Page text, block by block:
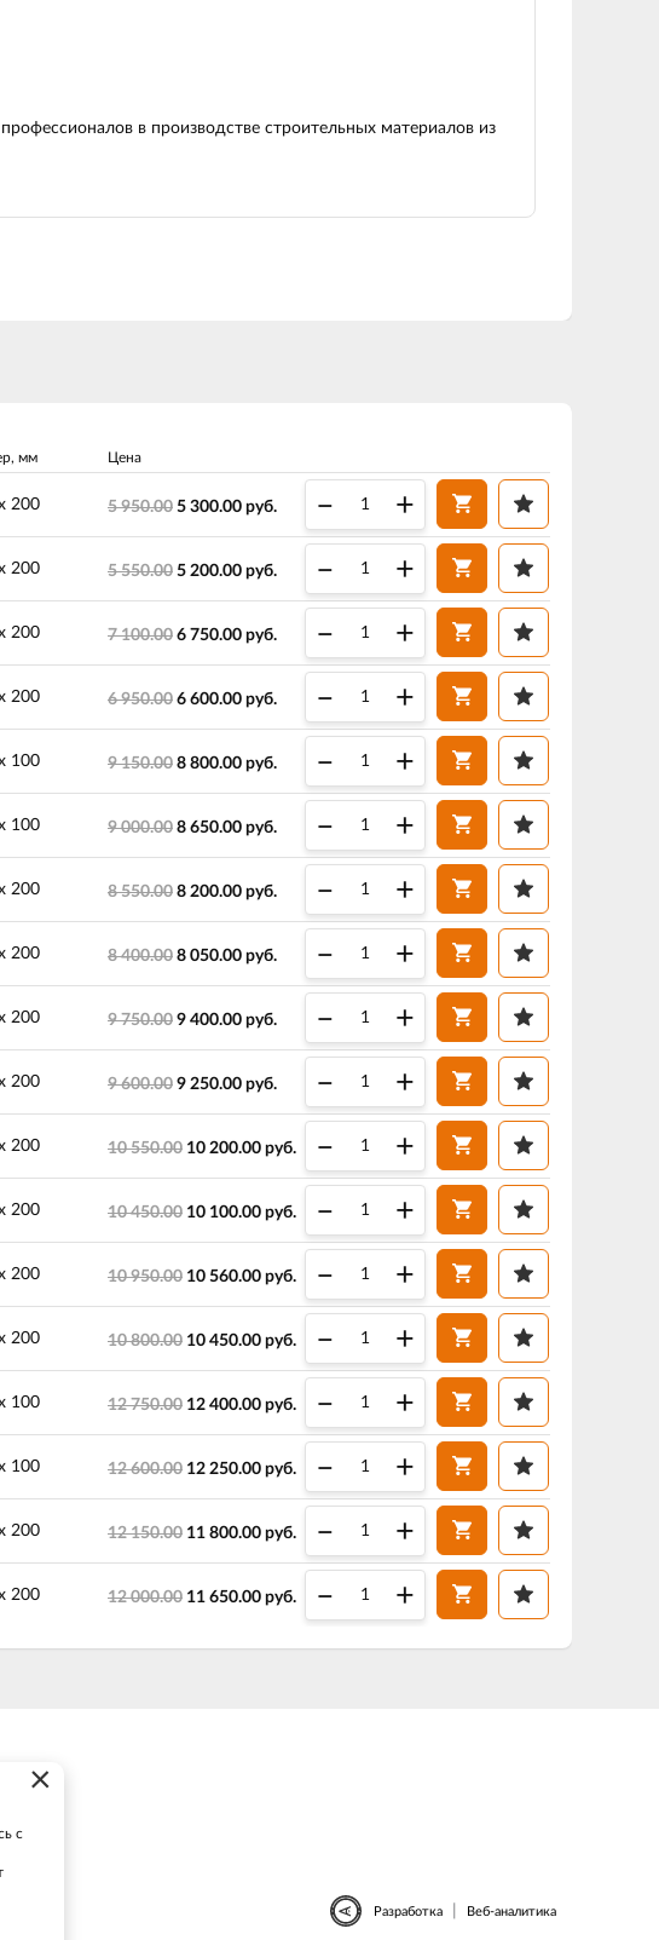
в производстве строительных материалов из
мм Цена
200 5 950.00 5 300.00 руб. – +
200 5 550.00 5 200.00 руб. – +
200 7 100.00 6 750.00 руб. – +
200 6 950.00 6 600.00 руб. – +
100 9 150.00 8 800.00 руб. – +
100 9 000.00 8 650.00 руб. – +
200 8 550.00 8 200.00 руб. – +
200 8 400.00 8 050.00 руб. – +
200 9 750.00 9 400.00 руб. – +
200 9 600.00 9 250.00 руб. – +
200 10 550.00 10 200.00 руб. – +
200 10 450.00 10 100.00 руб. – +
200 10 950.00 10 560.00 руб. – +
200 10 800.00 10 450.00 руб. – +
100 12 750.00 12 400.00 руб. – +
100 12 600.00 12 250.00 руб. – +
200 12 150.00 11 800.00 руб. – +
200 12 000.00 11 650.00 руб. – +
Разработка Веб-аналитика
×
с